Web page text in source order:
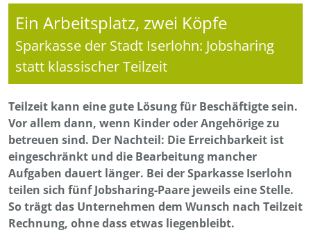
Ein Arbeitsplatz, zwei Köpfe
Sparkasse der Stadt Iserlohn: Jobsharing
statt klassischer Teilzeit
Teilzeit kann eine gute Lösung für Beschäftigte sein.
Vor allem dann, wenn Kinder oder Angehörige zu
betreuen sind. Der Nachteil: Die Erreichbarkeit ist
eingeschränkt und die Bearbeitung mancher
Aufgaben dauert länger. Bei der Sparkasse Iserlohn
teilen sich fünf Jobsharing-Paare jeweils eine Stelle.
So trägt das Unternehmen dem Wunsch nach Teilzeit
Rechnung, ohne dass etwas liegenbleibt.